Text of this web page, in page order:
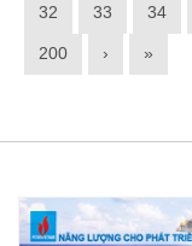
32 33 34
200 › »